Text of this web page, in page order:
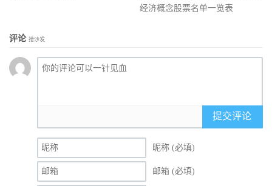
经济概念股票名单一览表
评论 抢沙发
提交评论
昵称 (必填)
邮箱 (必填)